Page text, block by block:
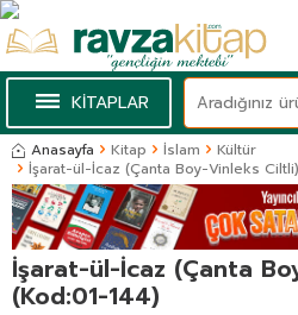
KİTAPLAR
Anasayfa Kitap İslam
Kültür
İşarat-ül-İcaz (Çanta Boy-Vinleks
İşarat-ül-İcaz (Çanta
(Kod:01-144)